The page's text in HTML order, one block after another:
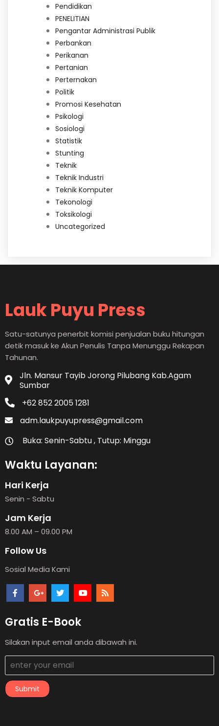
Pendidikan
PENELITIAN
Pengantar Administrasi Publik
Perbankan
Perikanan
Pertanian
Perternakan
Politik
Promosi Kesehatan
Psikologi
Sosiologi
Statistik
Stunting
Teknik
Teknik Industri
Teknik Komputer
Tekonologi
Toksikologi
Uncategorized
Lauk Puyu Press
Satu-satunya penerbit komisi penjualan buku hitungan
detik masuk ke Akun Penulis Tanpa Menunggu Rekapan
Tahunan.
Jln. Mansur Tayib Jorong Pilubang Kab.Agam
Sumbar
+62 852 2005 1281
adm.laukpuyupress@gmail.com
Buka: Senin-Sabtu , Tutup: Minggu
Waktu Layanan:
Hari Kerja
Senin - Sabtu
Jam Kerja
8.00 AM – 09.00 PM
Follow Us
Sosial Media Kami
Gratis E-Book
Silakan input email anda dibawah ini.
Submit